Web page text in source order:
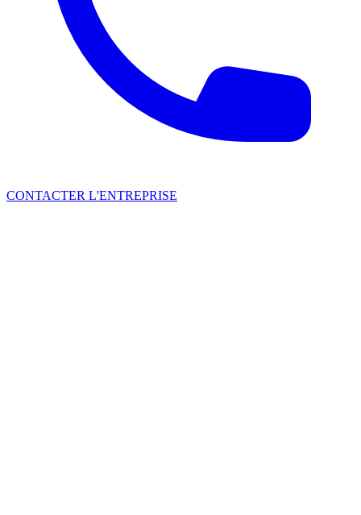
CONTACTER L'ENTREPRISE